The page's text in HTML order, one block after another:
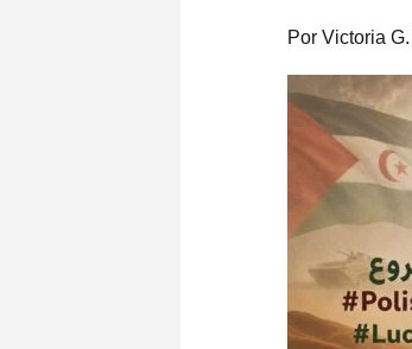
Por Victoria